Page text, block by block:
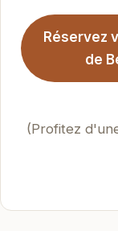
Réservez
de
(Profitez